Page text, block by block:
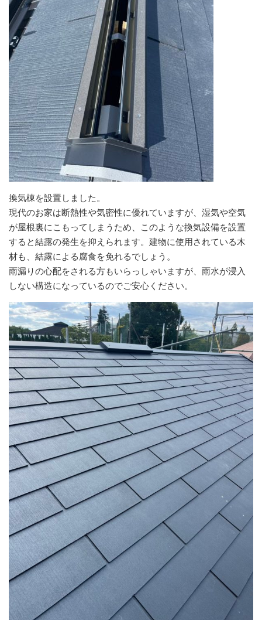
換気棟を設置しました。
現代のお家は断熱性や気密性に優れていますが、湿気や空気
が屋根裏にこもってしまうため、このような換気設備を設置
すると結露の発生を抑えられます。建物に使用されている木
材も、結露による腐食を免れるでしょう。
雨漏りの心配をされる方もいらっしゃいますが、雨水が浸入
しない構造になっているのでご安心ください。